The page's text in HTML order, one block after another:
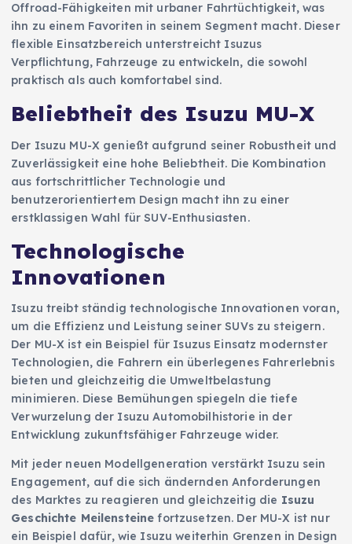
Offroad-Fähigkeiten mit urbaner Fahrtüchtigkeit, was
ihn zu einem Favoriten in seinem Segment macht. Dieser
flexible Einsatzbereich unterstreicht Isuzus
Verpflichtung, Fahrzeuge zu entwickeln, die sowohl
praktisch als auch komfortabel sind.
Beliebtheit des Isuzu MU-X
Der Isuzu MU-X genießt aufgrund seiner Robustheit und
Zuverlässigkeit eine hohe Beliebtheit. Die Kombination
aus fortschrittlicher Technologie und
benutzerorientiertem Design macht ihn zu einer
erstklassigen Wahl für SUV-Enthusiasten.
Technologische
Innovationen
Isuzu treibt ständig technologische Innovationen voran,
um die Effizienz und Leistung seiner SUVs zu steigern.
Der MU-X ist ein Beispiel für Isuzus Einsatz modernster
Technologien, die Fahrern ein überlegenes Fahrerlebnis
bieten und gleichzeitig die Umweltbelastung
minimieren. Diese Bemühungen spiegeln die tiefe
Verwurzelung der Isuzu Automobilhistorie in der
Entwicklung zukunftsfähiger Fahrzeuge wider.
Mit jeder neuen Modellgeneration verstärkt Isuzu sein
Engagement, auf die sich ändernden Anforderungen
des Marktes zu reagieren und gleichzeitig die Isuzu
Geschichte Meilensteine fortzusetzen. Der MU-X ist nur
ein Beispiel dafür, wie Isuzu weiterhin Grenzen in Design